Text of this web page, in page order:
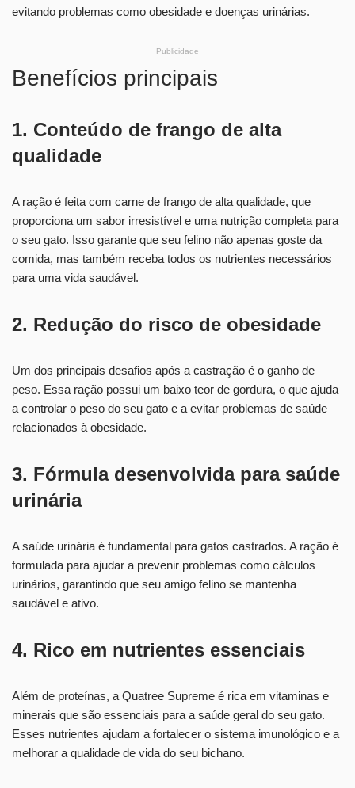
evitando problemas como obesidade e doenças urinárias.
Publicidade
Benefícios principais
1. Conteúdo de frango de alta
qualidade
A ração é feita com carne de frango de alta qualidade, que
proporciona um sabor irresistível e uma nutrição completa para
o seu gato. Isso garante que seu felino não apenas goste da
comida, mas também receba todos os nutrientes necessários
para uma vida saudável.
2. Redução do risco de obesidade
Um dos principais desafios após a castração é o ganho de
peso. Essa ração possui um baixo teor de gordura, o que ajuda
a controlar o peso do seu gato e a evitar problemas de saúde
relacionados à obesidade.
3. Fórmula desenvolvida para saúde
urinária
A saúde urinária é fundamental para gatos castrados. A ração é
formulada para ajudar a prevenir problemas como cálculos
urinários, garantindo que seu amigo felino se mantenha
saudável e ativo.
4. Rico em nutrientes essenciais
Além de proteínas, a Quatree Supreme é rica em vitaminas e
minerais que são essenciais para a saúde geral do seu gato.
Esses nutrientes ajudam a fortalecer o sistema imunológico e a
melhorar a qualidade de vida do seu bichano.